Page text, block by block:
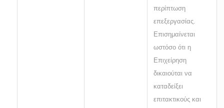
περίπτωση
επεξεργασίας.
Επισημαίνεται
ωστόσο ότι η
Επιχείρηση
δικαιούται να
καταδείξει
επιτακτικούς και